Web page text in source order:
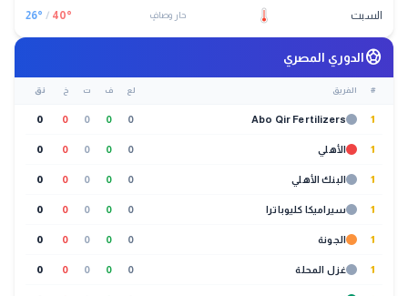
السبت حار وصافٍ 40°
/
26°
sports_soccerالدوري المصري
# الفريق لع ف ت خ نق
1
Abo Qir Fertilizers
0
0
0
0
0
1 الأهلي 0
0
0
0
0
1 البنك الأهلي 0
0
0
0
0
1 سيراميكا كليوباترا 0
0
0
0
0
1 الجونة 0
0
0
0
0
1 غزل المحلة 0
0
0
0
0